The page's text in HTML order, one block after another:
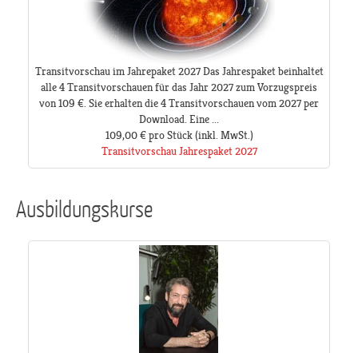
Transitvorschau im Jahrepaket 2027 Das Jahrespaket beinhaltet
alle 4 Transitvorschauen für das Jahr 2027 zum Vorzugspreis
von 109 €. Sie erhalten die 4 Transitvorschauen vom 2027 per
Download. Eine ...
109,00 € pro Stück(inkl. MwSt.)
Transitvorschau Jahrespaket 2027
Ausbildungskurse